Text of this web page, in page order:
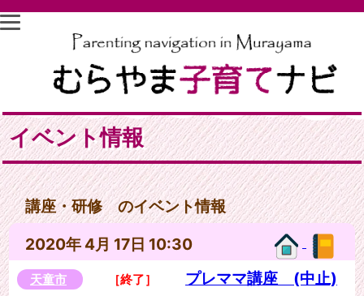
イベント情報
講座・研修 のイベント情報
2020年 4月 17日 10:30
天童市 ［終了］ プレママ講座 (中止)